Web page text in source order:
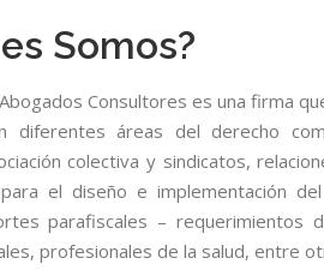
Somos?
Consultores es una firma
diferentes áreas del derecho
colectiva y sindicatos,
el diseño e implementación
parafiscales – requerimientos
profesionales de la salud, entre